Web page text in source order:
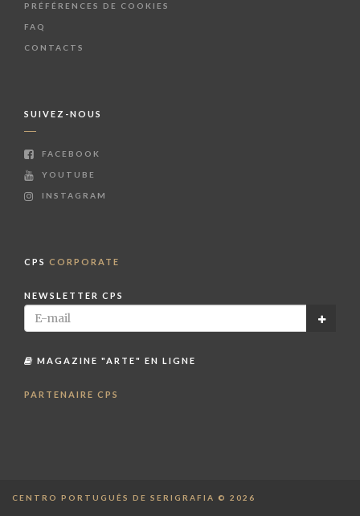
PRÉFÉRENCES DE COOKIES
FAQ
CONTACTS
SUIVEZ-NOUS
FACEBOOK
YOUTUBE
INSTAGRAM
CPS CORPORATE
NEWSLETTER CPS
MAGAZINE "ARTE" EN LIGNE
PARTENAIRE CPS
CENTRO PORTUGUÊS DE SERIGRAFIA © 2026